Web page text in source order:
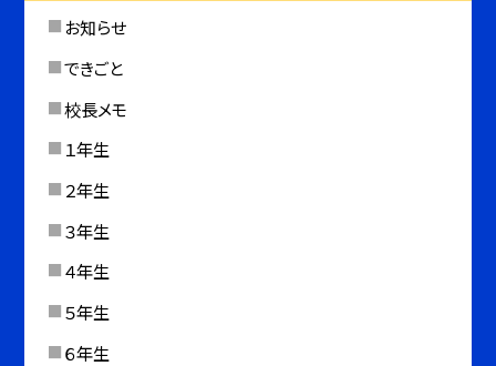
お知らせ
できごと
校長メモ
１年生
２年生
３年生
４年生
５年生
６年生